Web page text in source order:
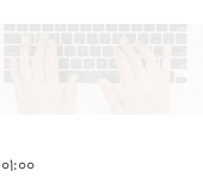
۰۱:۰۰ شنبه - ۱۴۰۱/۴/۲۵